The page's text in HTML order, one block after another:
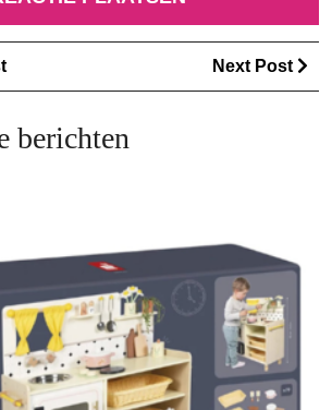
Previous
Post
Next Post
berichten